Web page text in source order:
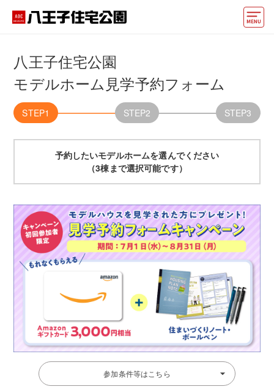
住宅会社・ハウスメーカー
イベント情報・プレゼント
好みからモデルハウスを探す
他の展示場 ABCハウジングトップ
マイページ アカウント登録
八王子住宅公園
モデルホーム見学予約フォーム
STEP1 STEP2 STEP3
予約したいモデルホームを選んでください
（3棟まで選択可能です）
参加条件等はこちら